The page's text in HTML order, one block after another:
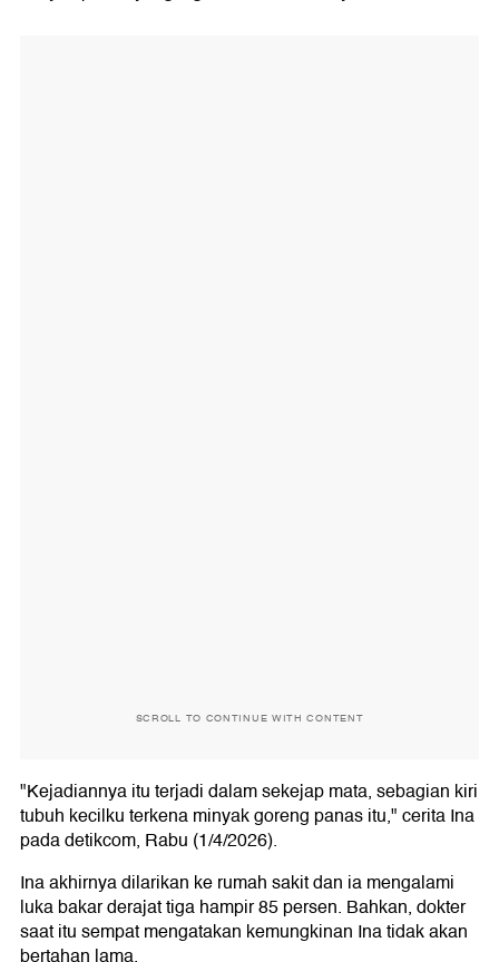
SCROLL TO CONTINUE WITH CONTENT
"Kejadiannya itu terjadi dalam sekejap mata, sebagian kiri
tubuh kecilku terkena minyak goreng panas itu," cerita Ina
pada detikcom, Rabu (1/4/2026).
Ina akhirnya dilarikan ke rumah sakit dan ia mengalami
luka bakar derajat tiga hampir 85 persen. Bahkan, dokter
saat itu sempat mengatakan kemungkinan Ina tidak akan
bertahan lama.